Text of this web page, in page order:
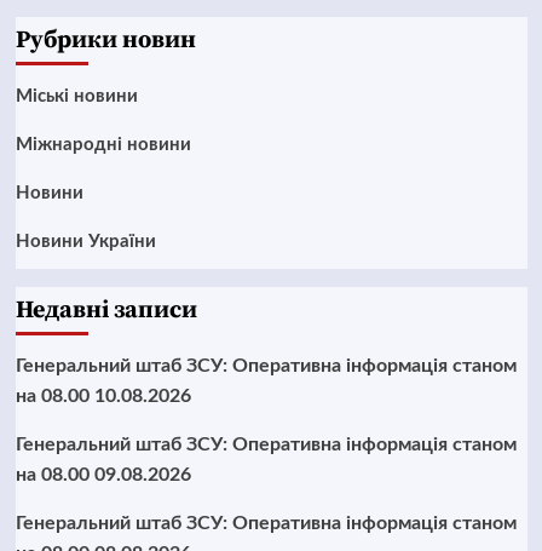
Рубрики новин
Mіські новини
Міжнародні новини
Новини
Новини України
Недавні записи
Генеральний штаб ЗСУ: Оперативна інформація станом
на 08.00 10.08.2026
Генеральний штаб ЗСУ: Оперативна інформація станом
на 08.00 09.08.2026
Генеральний штаб ЗСУ: Оперативна інформація станом